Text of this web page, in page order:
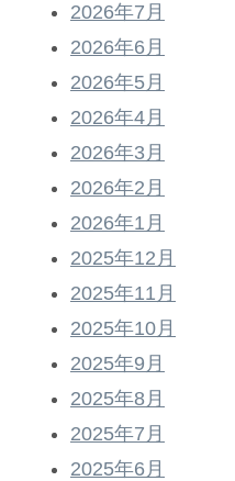
2026年7月
2026年6月
2026年5月
2026年4月
2026年3月
2026年2月
2026年1月
2025年12月
2025年11月
2025年10月
2025年9月
2025年8月
2025年7月
2025年6月